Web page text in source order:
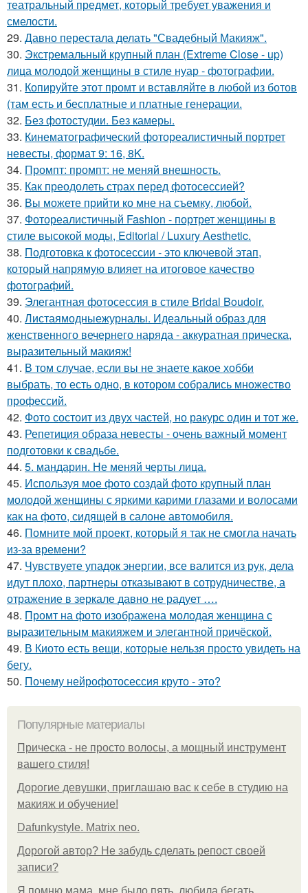
театральный предмет, который требует уважения и
смелости.
29. Давно перестала делать "Свадебный Макияж".
30. Экстремальный крупный план (Extreme Close - up)
лица молодой женщины в стиле нуар - фотографии.
31. Копируйте этот промт и вставляйте в любой из ботов
(там есть и бесплатные и платные генерации.
32. Без фотостудии. Без камеры.
33. Кинематографический фотореалистичный портрет
невесты, формат 9: 16, 8K.
34. Промпт: промпт: не меняй внешность.
35. Как преодолеть страх перед фотосессией?
36. Вы можете прийти ко мне на съемку, любой.
37. Фотореалистичный Fashion - портрет женщины в
стиле высокой моды, Editorial / Luxury Aesthetic.
38. Подготовка к фотосессии - это ключевой этап,
который напрямую влияет на итоговое качество
фотографий.
39. Элегантная фотосессия в стиле Bridal Boudoir.
40. Листаямодныежурналы. Идеальный образ для
женственного вечернего наряда - аккуратная прическа,
выразительный макияж!
41. В том случае, если вы не знаете какое хобби
выбрать, то есть одно, в котором собрались множество
профессий.
42. Фото состоит из двух частей, но ракурс один и тот же.
43. Репетиция образа невесты - очень важный момент
подготовки к свадьбе.
44. 5. мандарин. Не меняй черты лица.
45. Используя мое фото создай фото крупный план
молодой женщины с яркими карими глазами и волосами
как на фото, сидящей в салоне автомобиля.
46. Помните мой проект, который я так не смогла начать
из-за времени?
47. Чувствуете упадок энергии, все валится из рук, дела
идут плохо, партнеры отказывают в сотрудничестве, а
отражение в зеркале давно не радует ….
48. Промт на фото изображена молодая женщина с
выразительным макияжем и элегантной причёской.
49. В Киото есть вещи, которые нельзя просто увидеть на
бегу.
50. Почему нейрофотосессия круто - это?
Популярные материалы
Прическа - не просто волосы, а мощный инструмент
вашего стиля!
Дорогие девушки, приглашаю вас к себе в студию на
макияж и обучение!
Dafunkystyle. Matrix neo.
Дорогой автор? Не забудь сделать репост своей
записи?